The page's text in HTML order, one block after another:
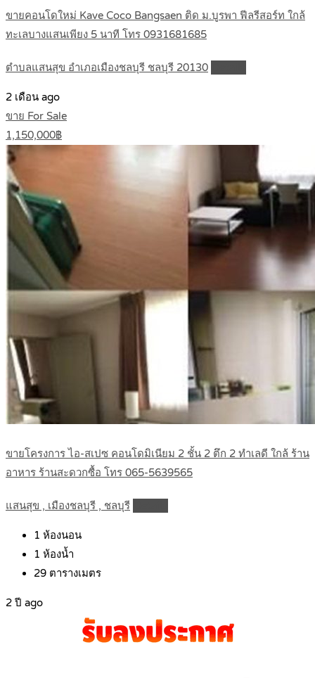
ขายคอนโดใหม่ Kave Coco Bangsaen ติด ม.บูรพา ฟีลรีสอร์ท ใกล้
ทะเลบางแสนเพียง 5 นาที โทร 0931681685
ตำบลแสนสุข อำเภอเมืองชลบุรี ชลบุรี 20130
2 เดือน ago
ขาย For Sale
1,150,000฿
ขายโครงการ ไอ-สเปซ คอนโดมิเนียม 2 ชั้น 2 ตึก 2 ทำเลดี ใกล้ ร้าน
อาหาร ร้านสะดวกซื้อ โทร 065-5639565
แสนสุข , เมืองชลบุรี , ชลบุรี
1 ห้องนอน
1 ห้องน้ำ
29 ตารางเมตร
2 ปี ago